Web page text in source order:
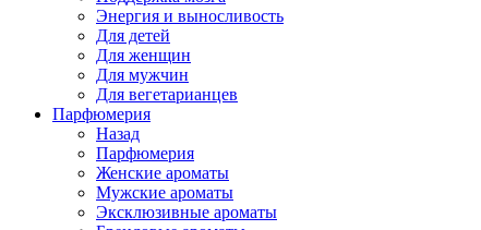
Энергия и выносливость
Для детей
Для женщин
Для мужчин
Для вегетарианцев
Парфюмерия
Назад
Парфюмерия
Женские ароматы
Мужские ароматы
Эксклюзивные ароматы